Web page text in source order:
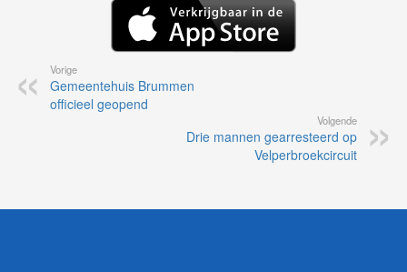
Vorige
Gemeentehuis Brummen
officieel geopend
Volgende
Drie mannen gearresteerd op
Velperbroekcircuit